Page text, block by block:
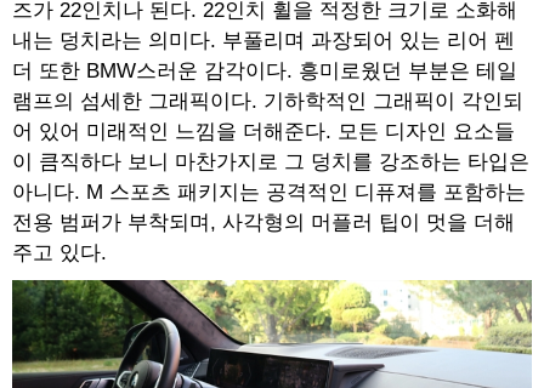
즈가 22인치나 된다. 22인치 휠을 적정한 크기로 소화해
내는 덩치라는 의미다. 부풀리며 과장되어 있는 리어 펜
더 또한 BMW스러운 감각이다. 흥미로웠던 부분은 테일
램프의 섬세한 그래픽이다. 기하학적인 그래픽이 각인되
어 있어 미래적인 느낌을 더해준다. 모든 디자인 요소들
이 큼직하다 보니 마찬가지로 그 덩치를 강조하는 타입은
아니다. M 스포츠 패키지는 공격적인 디퓨져를 포함하는
전용 범퍼가 부착되며, 사각형의 머플러 팁이 멋을 더해
주고 있다.